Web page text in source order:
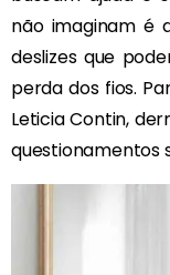
não imaginam é
deslizes que
perda dos fios.
Leticia Contin,
questionamentos